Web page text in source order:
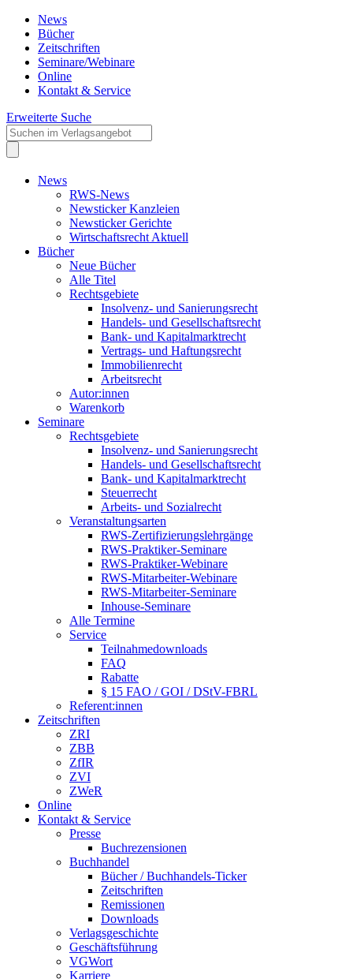
News
Bücher
Zeitschriften
Seminare/Webinare
Online
Kontakt & Service
Erweiterte Suche
News
RWS-News
Newsticker Kanzleien
Newsticker Gerichte
Wirtschaftsrecht Aktuell
Bücher
Neue Bücher
Alle Titel
Rechtsgebiete
Insolvenz- und Sanierungsrecht
Handels- und Gesellschaftsrecht
Bank- und Kapitalmarktrecht
Vertrags- und Haftungsrecht
Immobilienrecht
Arbeitsrecht
Autor:innen
Warenkorb
Seminare
Rechtsgebiete
Insolvenz- und Sanierungsrecht
Handels- und Gesellschaftsrecht
Bank- und Kapitalmarktrecht
Steuerrecht
Arbeits- und Sozialrecht
Veranstaltungsarten
RWS-Zertifizierungslehrgänge
RWS-Praktiker-Seminare
RWS-Praktiker-Webinare
RWS-Mitarbeiter-Webinare
RWS-Mitarbeiter-Seminare
Inhouse-Seminare
Alle Termine
Service
Teilnahmedownloads
FAQ
Rabatte
§ 15 FAO / GOI / DStV-FBRL
Referent:innen
Zeitschriften
ZRI
ZBB
ZfIR
ZVI
ZWeR
Online
Kontakt & Service
Presse
Buchrezensionen
Buchhandel
Bücher / Buchhandels-Ticker
Zeitschriften
Remissionen
Downloads
Verlagsgeschichte
Geschäftsführung
VGWort
Karriere